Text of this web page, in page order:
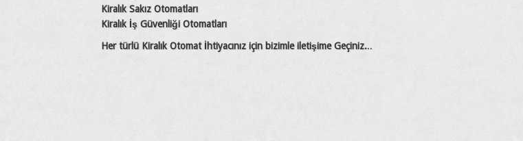
Kiralık Sakız Otomatları
Kiralık İş Güvenliği Otomatları
Her türlü Kiralık Otomat İhtiyacınız için bizimle iletişime Geçiniz...